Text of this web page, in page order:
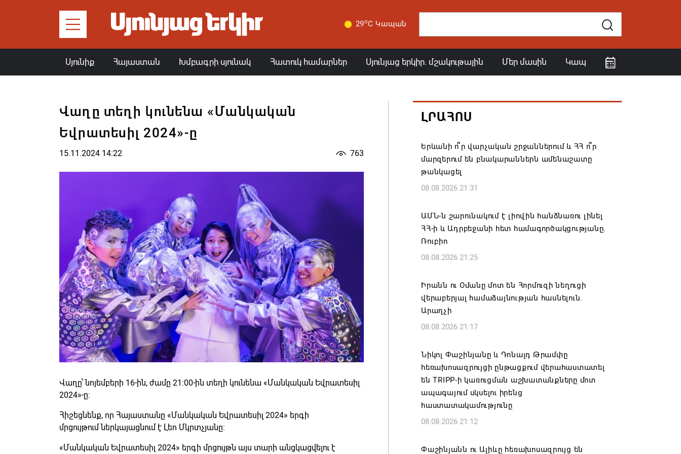
29oC Կապան
Սյունիք Հայաստան Խմբագրի սյունակ Հատուկ համարներ Սյունյաց երկիր. մշակութային Մեր մասին Կապ
Վաղը տեղի կունենա «Մանկական
Եվրատեսիլ 2024»-ը
15.11.2024 14:22 763
Վաղը՝ նոյեմբերի 16-ին, ժամը 21:00-ին տեղի կունենա «Մանկական Եվրատեսիլ
2024»-ը:
Հիշեցնենք, որ Հայաստանը «Մանկական Եվրատեսիլ 2024» երգի
մրցույթում ներկայացնում է Լեո Մկրտչյանը:
«Մանկական Եվրատեսիլ 2024» երգի մրցույթն այս տարի անցկացվելու է
ԼՐԱՀՈՍ
Երևանի ո՞ր վարչական շրջաններում և ՀՀ ո՞ր
մարզերում են բնակարաններն ամենաշատը
թանկացել
08.08.2026 21:31
ԱՄՆ-ն շարունակում է լիովին հանձնառու լինել
ՀՀ-ի և Ադրբեջանի հետ համագործակցությանը.
Ռուբիո
08.08.2026 21:25
Իրանն ու Օմանը մոտ են Հորմուզի նեղուցի
վերաբերյալ համաձայնության հասնելուն.
Արաղչի
08.08.2026 21:17
Նիկոլ Փաշինյանը և Դոնալդ Թրամփը
հեռախոսազրույցի ընթացքում վերահաստատել
են TRIPP-ի կառուցման աշխատանքները մոտ
ապագայում սկսելու իրենց
հաստատակամությունը
08.08.2026 21:12
Փաշինյանն ու Ալիևը հեռախոսազրույց են